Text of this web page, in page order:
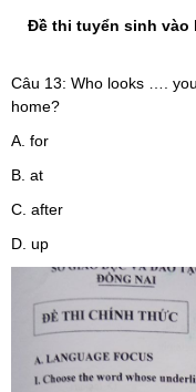
Đề thi tuyển sinh vào
Câu 13: Who looks ….
home?
A. for
B. at
C. after
D. up